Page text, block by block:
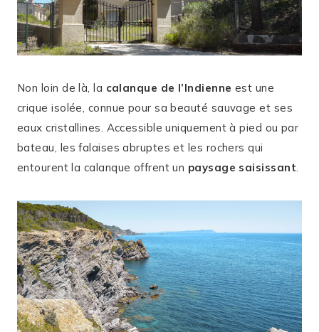
Non loin de là, la calanque de l’Indienne est une
crique isolée, connue pour sa beauté sauvage et ses
eaux cristallines. Accessible uniquement à pied ou par
bateau, les falaises abruptes et les rochers qui
entourent la calanque offrent un paysage saisissant.